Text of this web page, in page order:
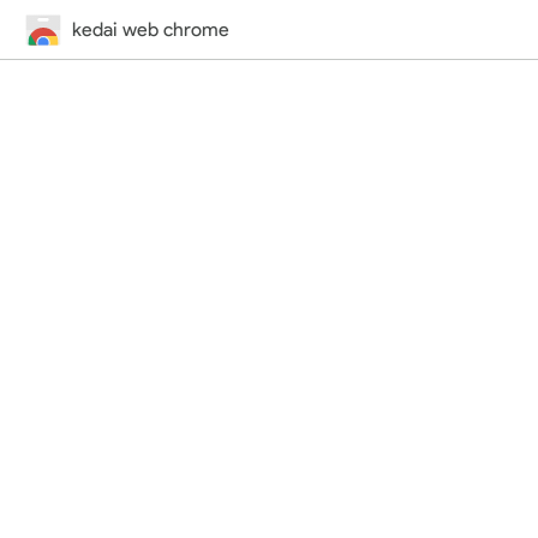
kedai web chrome